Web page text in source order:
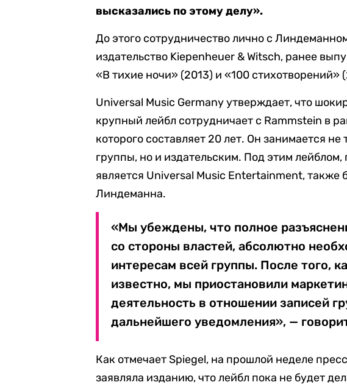
высказались по этому делу».
До этого сотрудничество лично с
издательство Kiepenheuer & Witsch, ранее
«В тихие ночи» (2013) и «100 стихотворений»
Universal Music Germany утверждает, что
крупный лейбл сотрудничает с Rammstein в
которого составляет 20 лет. Он занимается
группы, но и издательским. Под этим лейблом,
является Universal Music Entertainment,
Линдеманна.
«Мы убеждены, что полное
со стороны властей, абсолютно
интересам всей группы. После того,
известно, мы приостановили
деятельность в отношении записей
дальнейшего уведомления», —
Как отмечает Spiegel, на прошлой неделе
заявляла изданию, что лейбл пока не будет